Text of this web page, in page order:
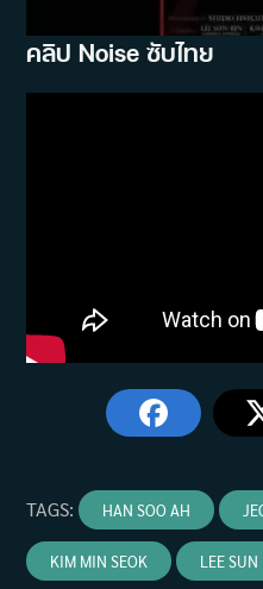
คลิป Noise ซับไทย
TAGS: HAN SOO AH
KIM MIN SEOK LEE SUN